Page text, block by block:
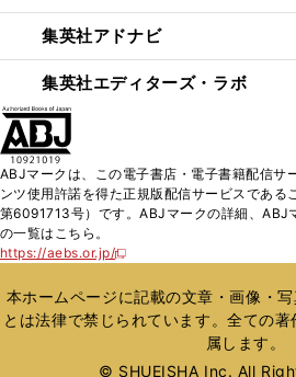
集英社アドナビ
集英社エディターズ・ラボ
ABJマークは、この電子書店・電子書籍配信サ
ンツ使用許諾を得た正規版配信サービスである
第6091713号）です。ABJマークの詳細、ABJ
の一覧はこちら。
https://aebs.or.jp/
新
い
ウ
ィ
本ホームページに記載の文章・画像・
とは法律で禁じられています。全ての
属します。
© SHUEISHA Inc. All